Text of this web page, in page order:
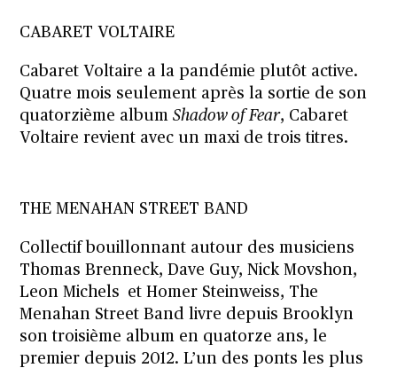
CABARET VOLTAIRE
Cabaret Voltaire a la pandémie plutôt active.
Quatre mois seulement après la sortie de son
quatorzième albumShadow of Fear, Cabaret
Voltaire revient avec un maxi de trois titres.
THE MENAHAN STREET BAND
Collectif bouillonnant autour des musiciens
Thomas Brenneck, Dave Guy, Nick Movshon,
Leon Michels et Homer Steinweiss, The
Menahan Street Band livre depuis Brooklyn
son troisième album en quatorze ans, le
premier depuis 2012. L’un des ponts les plus